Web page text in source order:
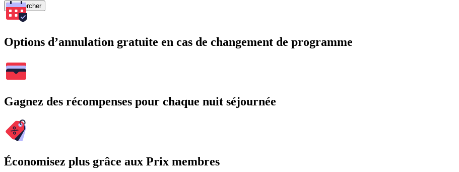
Rechercher
Options d’annulation gratuite en cas de changement de programme
Gagnez des récompenses pour chaque nuit séjournée
Économisez plus grâce aux Prix membres